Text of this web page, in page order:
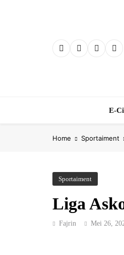
E-
Home Sportaiment
Sportaiment
Liga
Fajrin Mei 26,